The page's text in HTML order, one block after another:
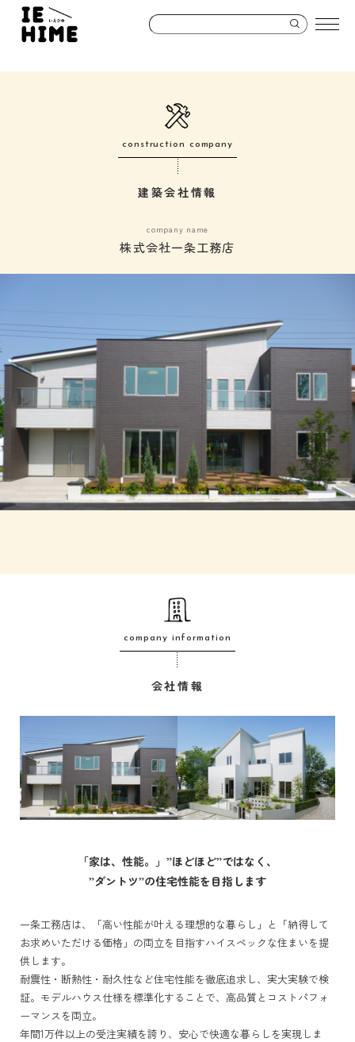
construction company
建築会社情報
company name
株式会社一条工務店
company information
会社情報
「家は、性能。」”ほどほど”ではなく、
”ダントツ”の住宅性能を目指します
一条工務店は、「高い性能が叶える理想的な暮らし」と「納得して
お求めいただける価格」の両立を目指すハイスペックな住まいを提
供します。
耐震性・断熱性・耐久性など住宅性能を徹底追求し、実大実験で検
証。モデルハウス仕様を標準化することで、高品質とコストパフォ
ーマンスを両立。
年間1万件以上の受注実績を誇り、安心で快適な暮らしを実現しま